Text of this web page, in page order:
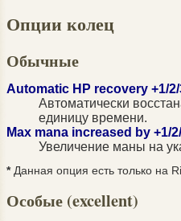
Опции колец
Обычные
Automatic HP recovery +1/2/
Автоматически
единицу времени.
Max mana increased by +1/
Увеличение маны на
*Данная опция есть только на
Особые (excellent)